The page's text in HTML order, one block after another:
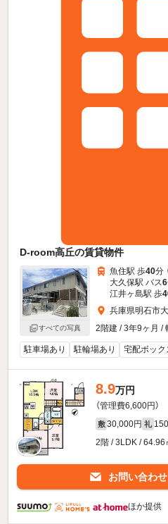
D-room高丘の賃貸物件
すべての写真
魚住駅 歩40分
大久保駅 バス6
江井ヶ島駅 歩
兵庫県明石市
2階建 / 3年9ヶ月 /
駐車場あり 駐輪場あり 宅配ボック
8.9万円
（管理費6,600円）
敷 30,000円 礼
2階 / 3LDK / 64.96
お問い合わせ
ほか提供